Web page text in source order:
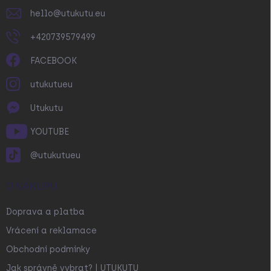
hello@utukutu.eu
+420739579499
FACEBOOK
utukutueu
Utukutu
YOUTUBE
@utukutueu
O NÁKUPU
Doprava a platba
Vrácení a reklamace
Obchodní podmínky
Jak správně vybrat? | UTUKUTU